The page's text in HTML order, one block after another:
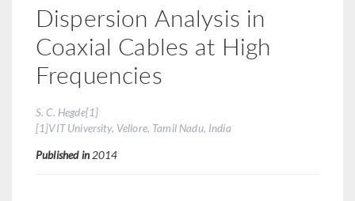
Dispersion Analysis in
Coaxial Cables at High
Frequencies
S. C. Hegde[1]
[1]VIT University, Vellore, Tamil Nadu, India
Published in 2014